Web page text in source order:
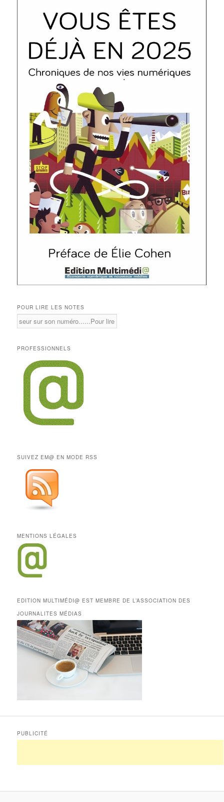
POUR LIRE LES NOTES
PROFESSIONNELS
SUIVEZ EM@ EN MODE RSS
MENTIONS LÉGALES
EDITION MULTIMÉDI@ EST MEMBRE DE L’ASSOCIATION DES
JOURNALITES MÉDIAS
PUBLICITÉ